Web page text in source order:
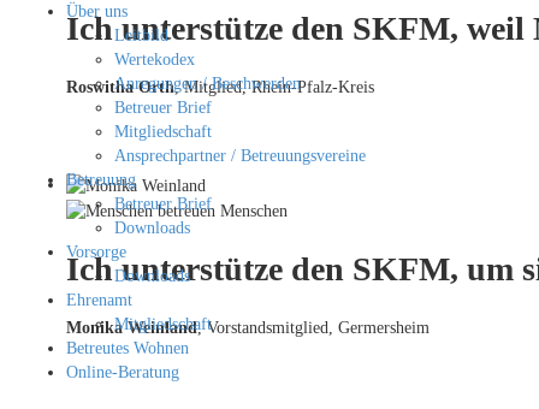
Ich unterstütze den SKFM, weil
Roswitha Orth, Mitglied, Rhein-Pfalz-Kreis
Ich unterstütze den SKFM, um
Monika Weinland, Vorstandsmitglied, Germersheim
Über uns
Leitbild
Wertekodex
Anregungen / Beschwerden
Betreuer Brief
Mitgliedschaft
Ansprechpartner / Betreuungsvereine
Betreuung
Betreuer Brief
Downloads
Vorsorge
Downloads
Ehrenamt
Mitgliedschaft
Betreutes Wohnen
Online-Beratung